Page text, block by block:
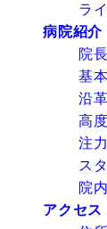
ラ
病院紹介
院
基
沿革
高
注
ス
院
アクセス